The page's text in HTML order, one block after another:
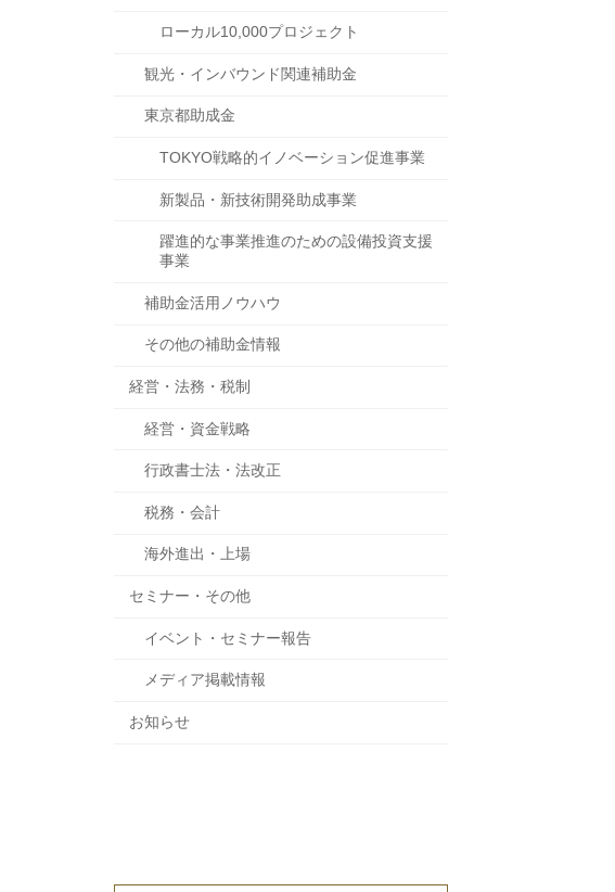
ローカル10,000プロジェクト
観光・インバウンド関連補助金
東京都助成金
TOKYO戦略的イノベーション促進事業
新製品・新技術開発助成事業
躍進的な事業推進のための設備投資支援
事業
補助金活用ノウハウ
その他の補助金情報
経営・法務・税制
経営・資金戦略
行政書士法・法改正
税務・会計
海外進出・上場
セミナー・その他
イベント・セミナー報告
メディア掲載情報
お知らせ